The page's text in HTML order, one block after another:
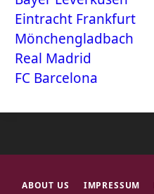
Eintracht Frankfurt
Mönchengladbach
Real Madrid
FC Barcelona
ABOUT US IMPRESSUM